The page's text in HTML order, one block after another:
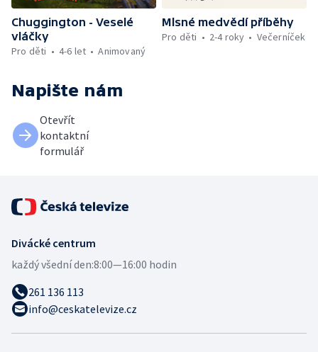
Chuggington - Veselé
vláčky
Pro děti
4-6 let Animovaný
Mlsné medvědí příběhy
Pro děti
2-4 roky Večerníček
Napište nám
Otevřít
kontaktní
formulář
Divácké centrum
každý všední den:8:00—16:00 hodin
261 136 113
info@ceskatelevize.cz